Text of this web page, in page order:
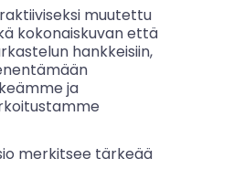
muutettu
kokonaiskuvan että
hankkeisiin,
ja
merkitsee tärkeää